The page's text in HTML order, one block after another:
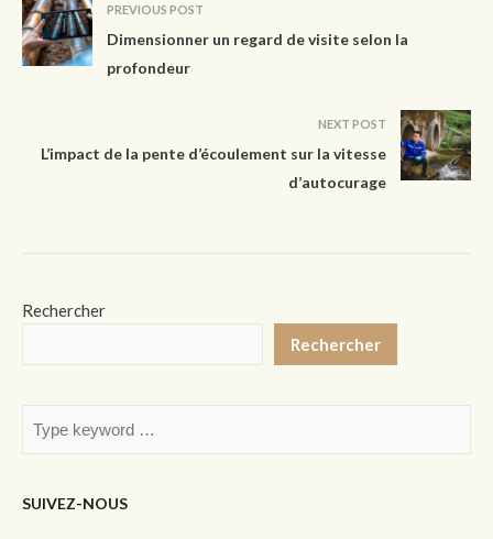
PREVIOUS POST
Dimensionner un regard de visite selon la
profondeur
NEXT POST
L’impact de la pente d’écoulement sur la vitesse
d’autocurage
Rechercher
Rechercher
SUIVEZ-NOUS